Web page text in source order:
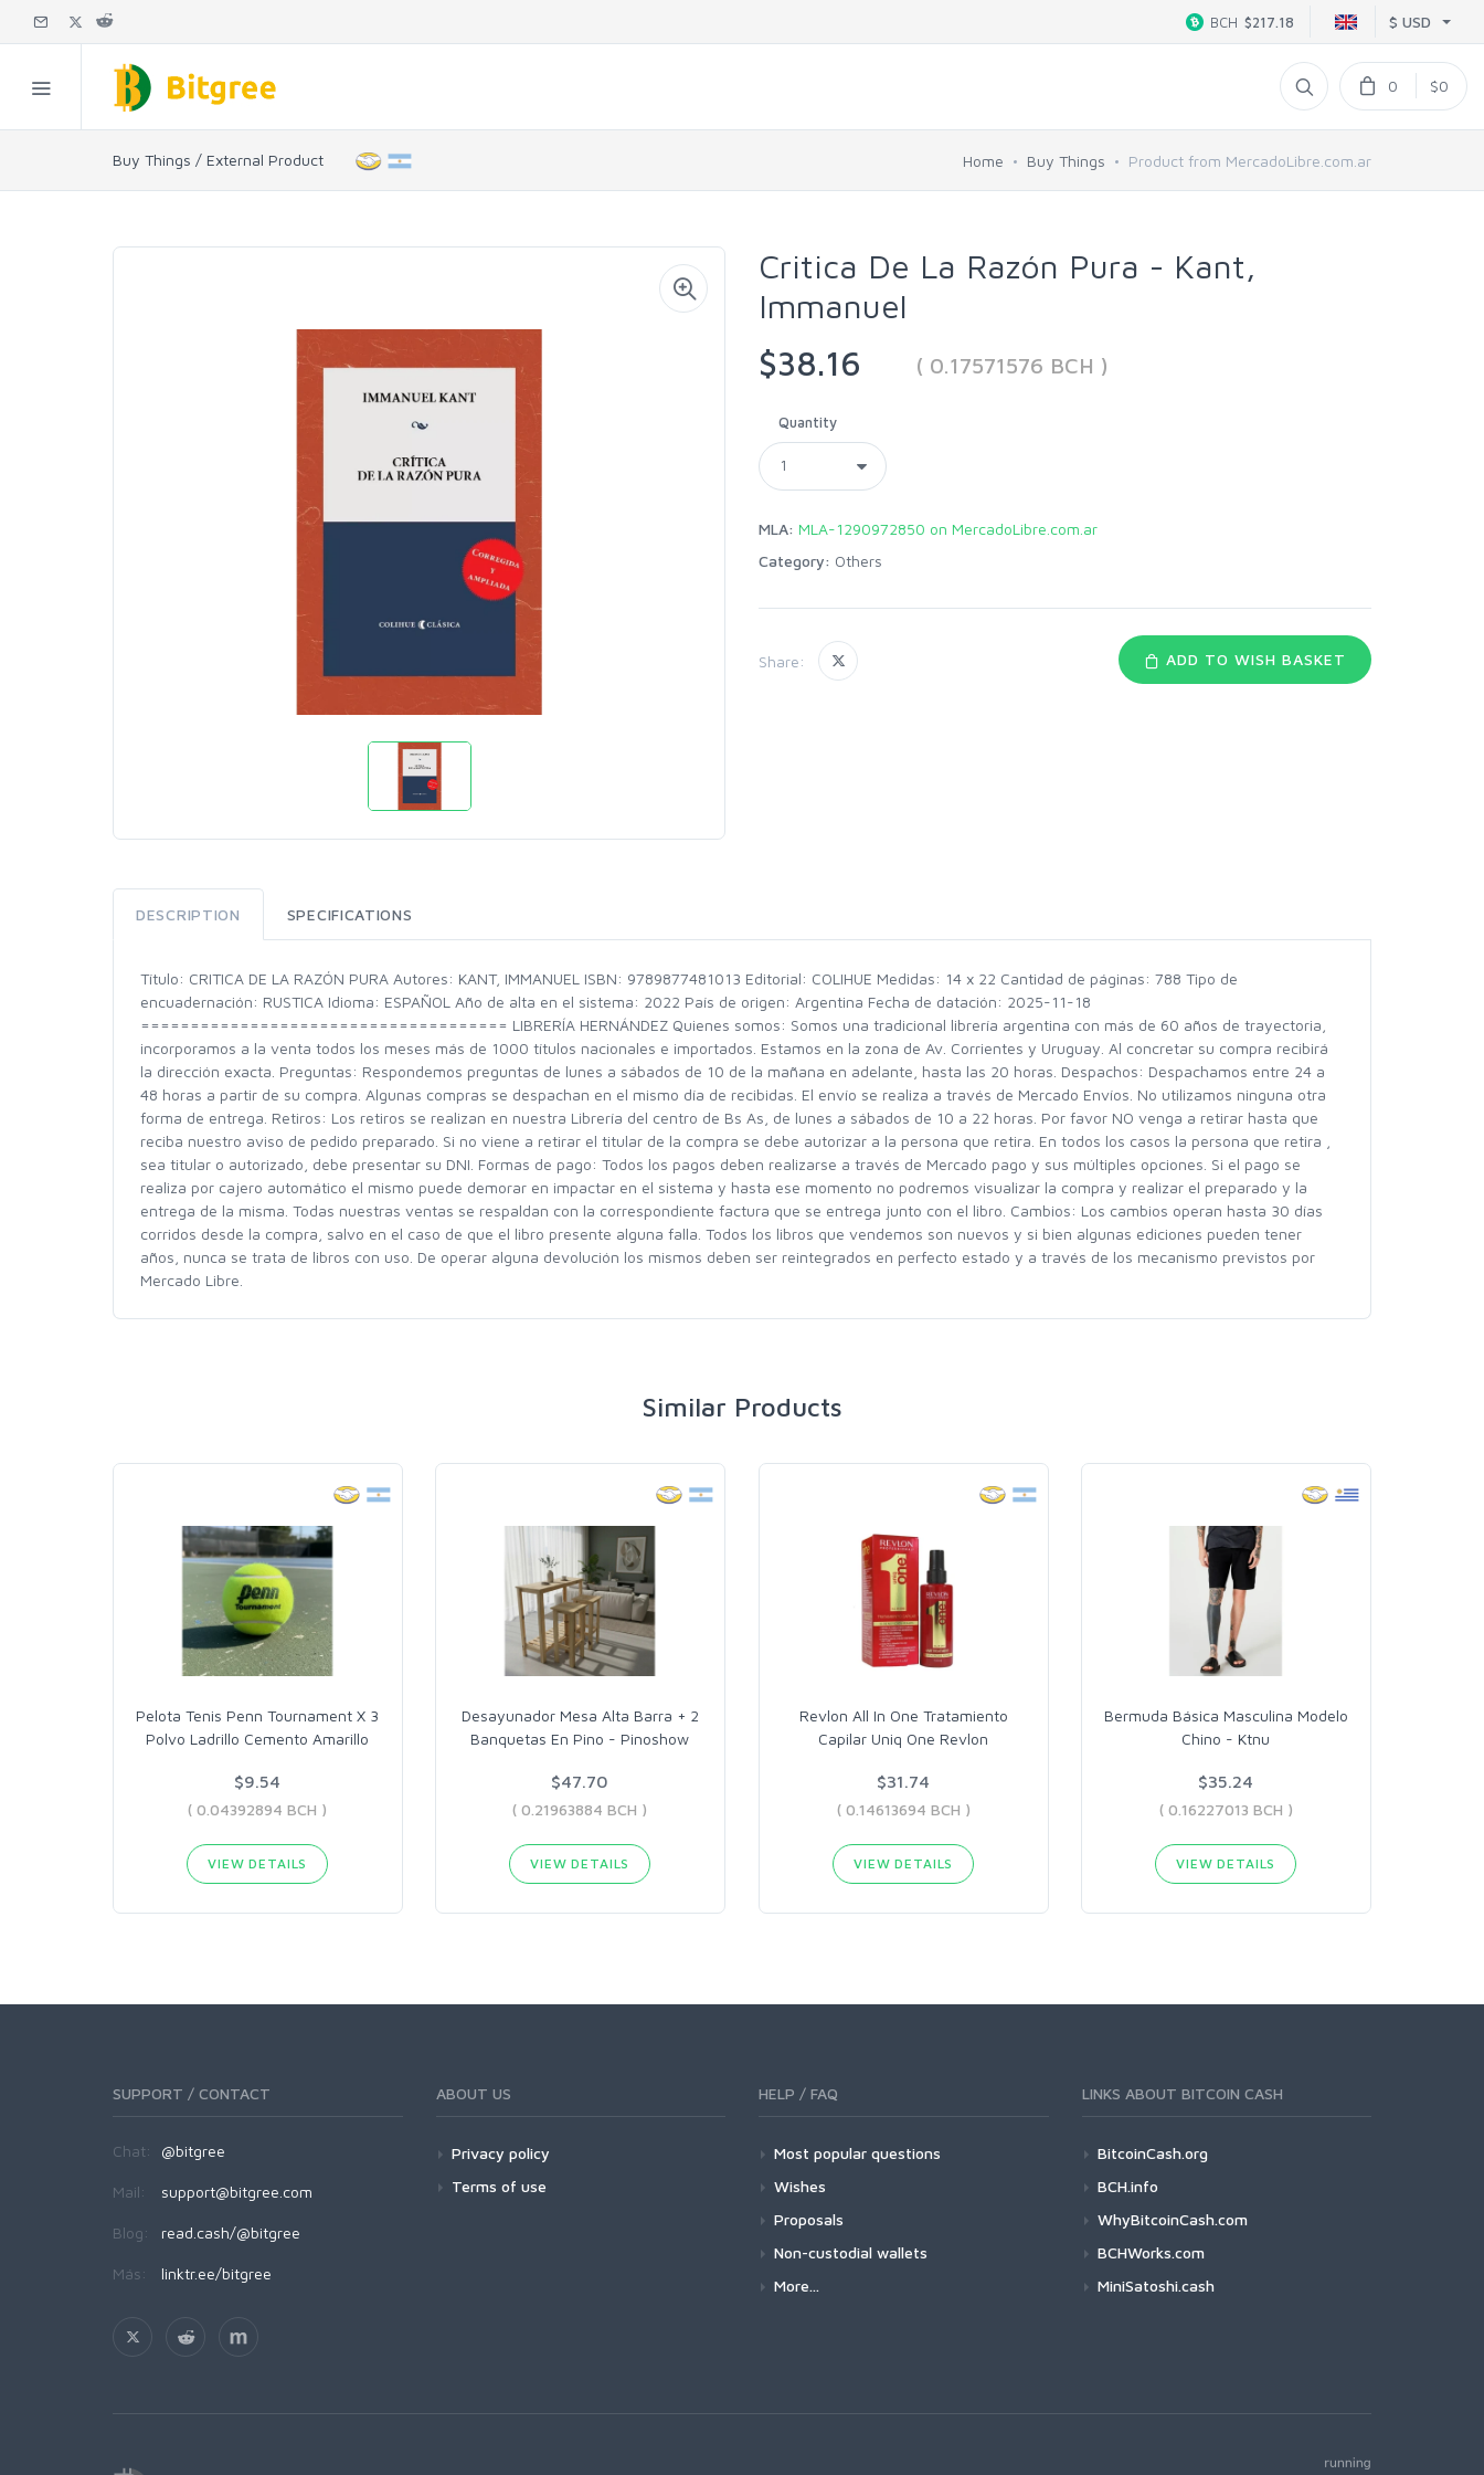
$ USD
BCH $217.18
0 $0
Buy Things / External Product Home Buy Things Product from MercadoLibre.com.ar
Critica De La Razón Pura - Kant,
Immanuel
$38.16
( 0.17571576 BCH )
Quantity
MLA: MLA-1290972850 on MercadoLibre.com.ar
Category: Others
Share: ADD TO WISH BASKET
DESCRIPTION SPECIFICATIONS
Título: CRITICA DE LA RAZÓN PURA Autores: KANT, IMMANUEL ISBN: 9789877481013 Editorial: COLIHUE Medidas: 14 x 22 Cantidad de páginas: 788 Tipo de
encuadernación: RUSTICA Idioma: ESPAÑOL Año de alta en el sistema: 2022 País de origen: Argentina Fecha de datación: 2025-11-18
===================================== LIBRERÍA HERNÁNDEZ Quienes somos: Somos una tradicional librería argentina con más de 60 años de trayectoria,
incorporamos a la venta todos los meses más de 1000 títulos nacionales e importados. Estamos en la zona de Av. Corrientes y Uruguay. Al concretar su compra recibirá
la dirección exacta. Preguntas: Respondemos preguntas de lunes a sábados de 10 de la mañana en adelante, hasta las 20 horas. Despachos: Despachamos entre 24 a
48 horas a partir de su compra. Algunas compras se despachan en el mismo día de recibidas. El envío se realiza a través de Mercado Envíos. No utilizamos ninguna otra
forma de entrega. Retiros: Los retiros se realizan en nuestra Librería del centro de Bs As, de lunes a sábados de 10 a 22 horas. Por favor NO venga a retirar hasta que
reciba nuestro aviso de pedido preparado. Si no viene a retirar el titular de la compra se debe autorizar a la persona que retira. En todos los casos la persona que retira ,
sea titular o autorizado, debe presentar su DNI. Formas de pago: Todos los pagos deben realizarse a través de Mercado pago y sus múltiples opciones. Si el pago se
realiza por cajero automático el mismo puede demorar en impactar en el sistema y hasta ese momento no podremos visualizar la compra y realizar el preparado y la
entrega de la misma. Todas nuestras ventas se respaldan con la correspondiente factura que se entrega junto con el libro. Cambios: Los cambios operan hasta 30 días
corridos desde la compra, salvo en el caso de que el libro presente alguna falla. Todos los libros que vendemos son nuevos y si bien algunas ediciones pueden tener
años, nunca se trata de libros con uso. De operar alguna devolución los mismos deben ser reintegrados en perfecto estado y a través de los mecanismo previstos por
Mercado Libre.
Similar Products
Pelota Tenis Penn Tournament X 3
Polvo Ladrillo Cemento Amarillo
$9.54
( 0.04392894 BCH )
VIEW DETAILS
Desayunador Mesa Alta Barra + 2
Banquetas En Pino - Pinoshow
$47.70
( 0.21963884 BCH )
VIEW DETAILS
Revlon All In One Tratamiento
Capilar Uniq One Revlon
$31.74
( 0.14613694 BCH )
VIEW DETAILS
Bermuda Básica Masculina Modelo
Chino - Ktnu
$35.24
( 0.16227013 BCH )
VIEW DETAILS
SUPPORT / CONTACT
Chat: @bitgree
Mail: support@bitgree.com
Blog: read.cash/@bitgree
Más: linktr.ee/bitgree
ABOUT US
Privacy policy
Terms of use
HELP / FAQ
Most popular questions
Wishes
Proposals
Non-custodial wallets
More...
LINKS ABOUT BITCOIN CASH
BitcoinCash.org
BCH.info
WhyBitcoinCash.com
BCHWorks.com
MiniSatoshi.cash